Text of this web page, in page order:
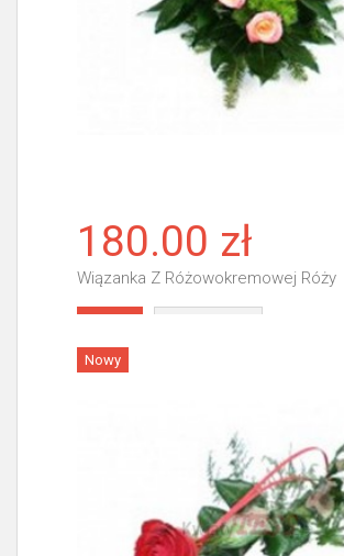
180.00 zł
Wiązanka Z Różowokremowej Róży
Nowy